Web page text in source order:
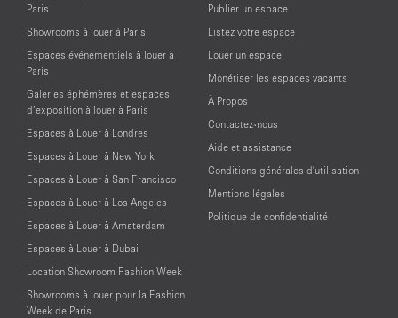
Paris
Showrooms à louer à Paris
Espaces événementiels à louer à
Paris
Galeries éphémères et espaces
d’exposition à louer à Paris
Espaces à Louer à Londres
Espaces à Louer à New York
Espaces à Louer à San Francisco
Espaces à Louer à Los Angeles
Espaces à Louer à Amsterdam
Espaces à Louer à Dubai
Location Showroom Fashion Week
Showrooms à louer pour la Fashion
Week de Paris
Publier un espace
Listez votre espace
Louer un espace
Monétiser les espaces vacants
À Propos
Contactez-nous
Aide et assistance
Conditions générales d'utilisation
Mentions légales
Politique de confidentialité